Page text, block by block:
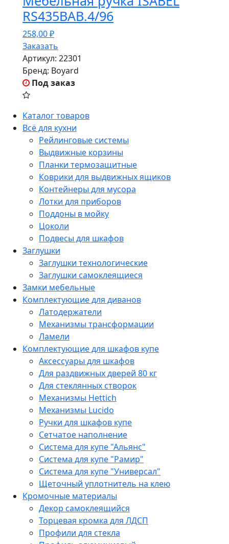
Каталог товаров
Всё для кухни
Рейлинговые системы
Выдвижные корзины
Планки термозащитные
Коврики для выдвижных ящиков
Контейнеры для мусора
Лотки для приборов
Поддоны в мойку
Цоколи
Подвесы для шкафов
Заглушки
Заглушки технологические
Заглушки самоклеящиеся
Замки мебельные
Комплектующие для диванов
Латодержатели
Механизмы трансформации
Ламели
Комплектующие для шкафов купе
Аксессуары для шкафов
Для раздвижных дверей 80 кг
Для стеклянных створок
Механизмы Hettich
Механизмы Lucido
Ручки для шкафов купе
Сетчатое наполнение
Система для купе "Альянс"
Система для купе "Рамир"
Система для купе "Универсал"
Щеточный уплотнитель на клею
Кромочные материалы
Декор самоклеящийся
Торцевая кромка для ЛДСП
Профили для стекла
RS435BAB.4/96
258,00₽
Заказать
Артикул: 22301
Бренд: Boyard
Под заказ